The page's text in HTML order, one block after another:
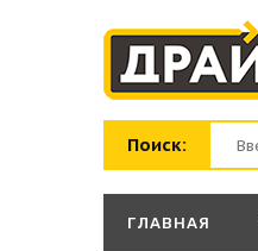
Поиск:
ГЛАВНАЯ